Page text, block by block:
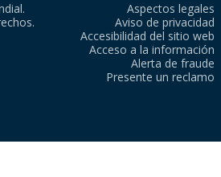
Aspectos legales
Aviso de privacidad
Accesibilidad del sitio web
Acceso a la información
Alerta de fraude
Presente un reclamo